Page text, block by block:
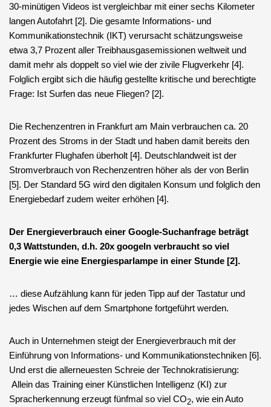
30-minütigen Videos ist vergleichbar mit einer sechs Kilometer
langen Autofahrt [2]. Die gesamte Informations- und
Kommunikationstechnik (IKT) verursacht schätzungsweise
etwa 3,7 Prozent aller Treibhausgasemissionen weltweit und
damit mehr als doppelt so viel wie der zivile Flugverkehr [4].
Folglich ergibt sich die häufig gestellte kritische und berechtigte
Frage: Ist Surfen das neue Fliegen? [2].
Die Rechenzentren in Frankfurt am Main verbrauchen ca. 20
Prozent des Stroms in der Stadt und haben damit bereits den
Frankfurter Flughafen überholt [4]. Deutschlandweit ist der
Stromverbrauch von Rechenzentren höher als der von Berlin
[5]. Der Standard 5G wird den digitalen Konsum und folglich den
Energiebedarf zudem weiter erhöhen [4].
Der Energieverbrauch einer Google-Suchanfrage beträgt
0,3 Wattstunden, d.h. 20x googeln verbraucht so viel
Energie wie eine Energiesparlampe in einer Stunde [2].
… diese Aufzählung kann für jeden Tipp auf der Tastatur und
jedes Wischen auf dem Smartphone fortgeführt werden.
Auch in Unternehmen steigt der Energieverbrauch mit der
Einführung von Informations- und Kommunikationstechniken [6].
Und erst die allerneuesten Schreie der Technokratisierung:
Allein das Training einer Künstlichen Intelligenz (KI) zur
Spracherkennung erzeugt fünfmal so viel CO2, wie ein Auto